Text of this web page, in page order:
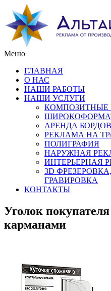
Меню
ГЛАВНАЯ
О НАС
НАШИ РАБОТЫ
НАШИ УСЛУГИ
КОМПОЗИТНЫЕ
АРЕНДА
РЕКЛАМА НА
ПОЛИГРАФИЯ
НАРУЖНАЯ
ИНТЕРЬЕРНАЯ
3D
ГРАВИРОВКА
КОНТАКТЫ
Уголок
карманами